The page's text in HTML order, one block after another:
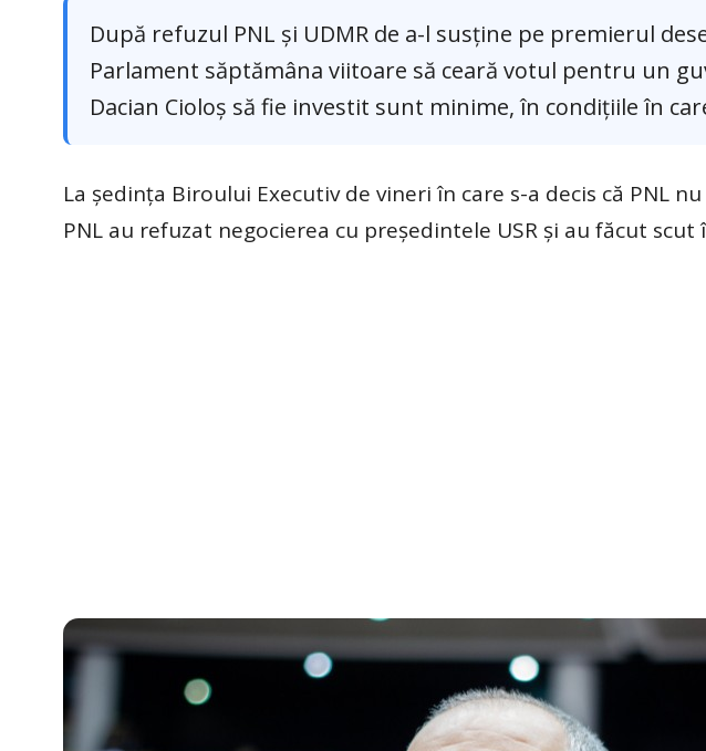
După refuzul PNL și UDMR de a-l susține pe premierul
Parlament săptămâna viitoare să ceară votul pentru un
Dacian Cioloș să fie investit sunt minime, în condițiile în
La ședința Biroului Executiv de vineri în care s-a decis că PNL
PNL au refuzat negocierea cu președintele USR și au făcut